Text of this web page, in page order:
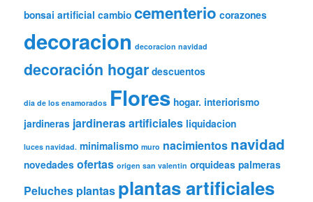
bonsai artificial cambio cementerio corazones
decoracion decoracion navidad
decoración hogar descuentos
dia de los enamorados Flores hogar. interiorismo
jardineras jardineras artificiales liquidacion
luces navidad. minimalismo muro nacimientos navidad
novedades ofertas origen san valentin orquideas palmeras
Peluches plantas plantas artificiales